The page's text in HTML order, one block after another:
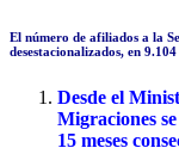
El número de afiliados a la
desestacionalizados, en
Desde el
Migraciones
15 meses